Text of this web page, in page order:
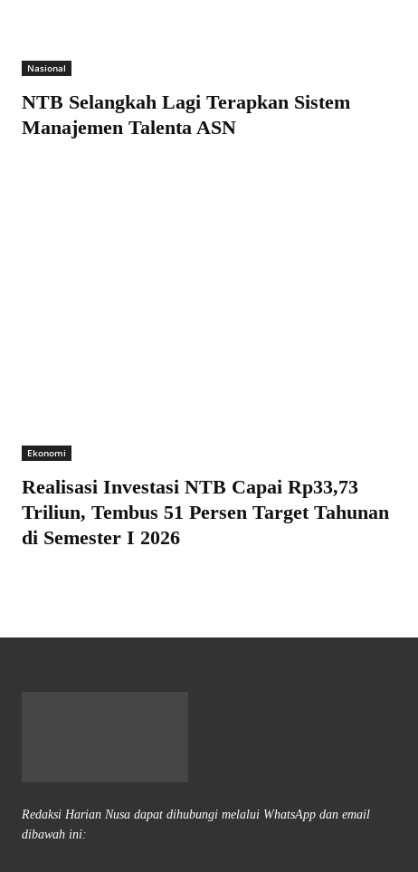
Nasional
NTB Selangkah Lagi Terapkan Sistem
Manajemen Talenta ASN
Ekonomi
Realisasi Investasi NTB Capai Rp33,73
Triliun, Tembus 51 Persen Target Tahunan
di Semester I 2026
Redaksi Harian Nusa dapat dihubungi melalui WhatsApp dan email
dibawah ini: